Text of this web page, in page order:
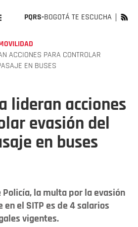
PQRS-BOGOTÁ TE ESCUCHA
ACCIONES PARA CONTROLAR
EN BUSES
lideran acciones
evasión del
en buses
Policía, la multa por la evasión
el SITP es de 4 salarios
vigentes.